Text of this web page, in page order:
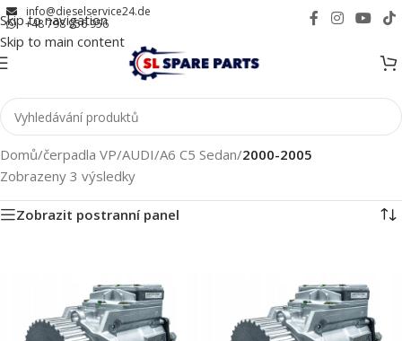
Skip to navigation
Skip to main content
info@dieselservice24.de
+48 798 956 956
Domů/čerpadla VP/AUDI/A6 C5 Sedan/2000-2005
Zobrazeny 3 výsledky
Zobrazit postranní panel